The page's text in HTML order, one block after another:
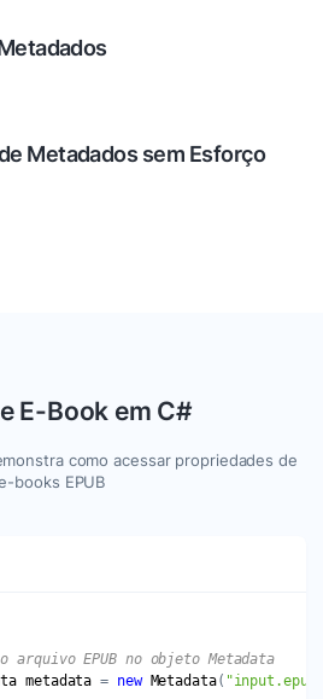
para encontrar exatamente
precisa.
Metadados sem Esforço
E-Book em C#
como acessar propriedades de
books EPUB
arquivo EPUB no objeto Metadata
metadata = new Metadata(